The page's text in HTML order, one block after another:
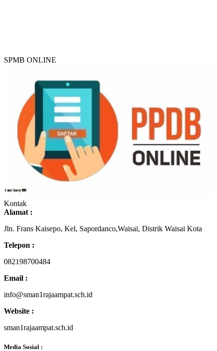
SPMB ONLINE
Kontak
Alamat :
Jln. Frans Kaisepo, Kel, Sapordanco,Waisai, Distrik Waisai Kota
Telepon :
082198700484
Email :
info@sman1rajaampat.sch.id
Website :
sman1rajaampat.sch.id
Media Sosial :